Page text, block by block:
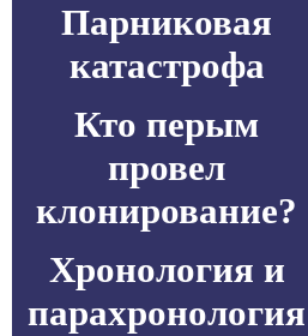
Парниковая
катастрофа
Кто перым
провел
клонирование?
Хронология и
парахронология